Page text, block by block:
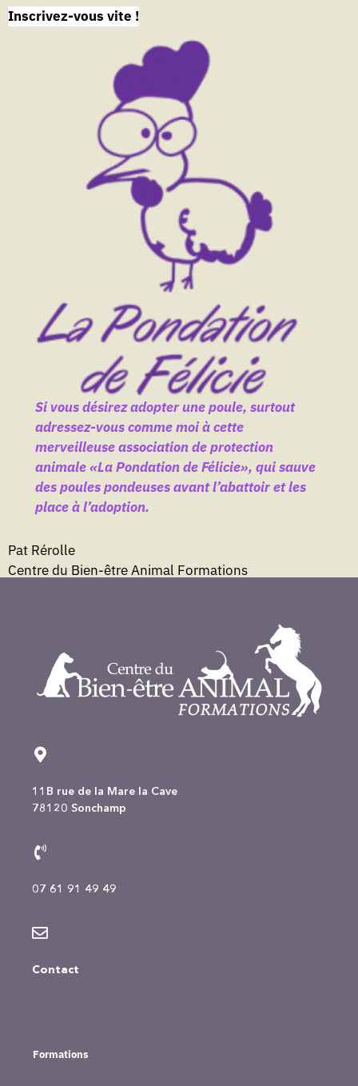
Inscrivez-vous vite !
Si vous désirez adopter une poule, surtout
adressez-vous comme moi à cette
merveilleuse association de protection
animale «La Pondation de Félicie», qui sauve
des poules pondeuses avant l’abattoir et les
place à l’adoption.
Pat Rérolle
Centre du Bien-être Animal Formations
11B rue de la Mare la Cave
78120 Sonchamp
07 61 91 49 49
Contact
Formations